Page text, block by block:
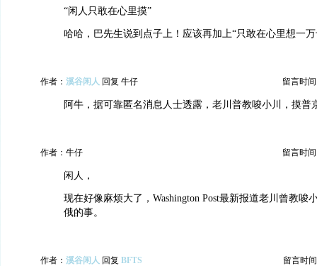
“闲人只敢在心里摸”
哈哈，巴先生说到点子上！应该再加上“只敢在心里想一万
作者： 溪谷闲人 回复 牛仔 留言时间
阿牛，据可靠匿名消息人士透露，老川普教唆小川，摸普
作者：牛仔 留言时间
闲人，
现在好像麻烦大了，Washington Post最新报道老川曾教唆
俄的事。
作者： 溪谷闲人 回复 BFTS 留言时